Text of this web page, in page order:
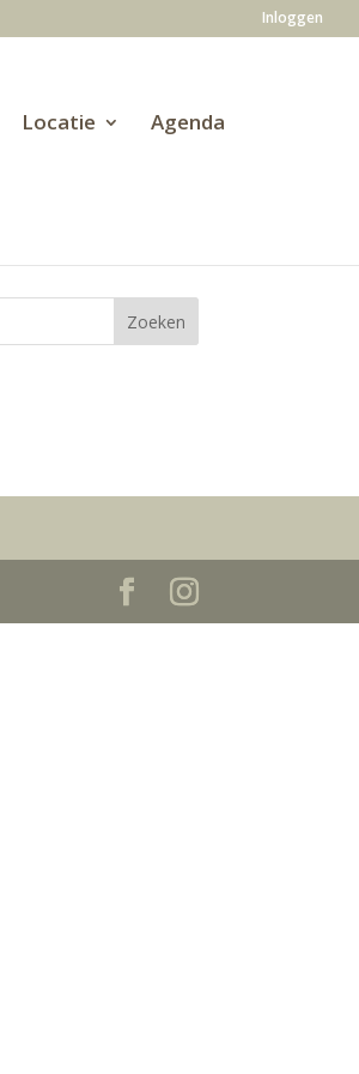
Inloggen
Locatie Agenda